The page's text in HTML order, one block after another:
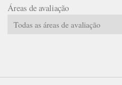
Áreas de avaliação